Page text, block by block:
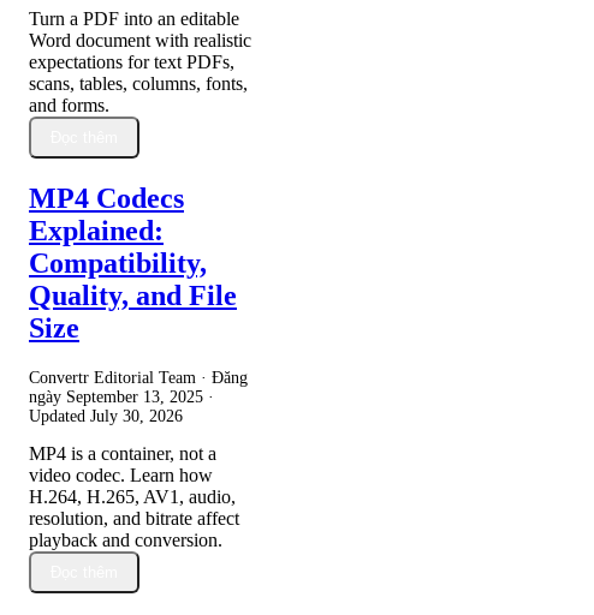
Turn a PDF into an editable
Word document with realistic
expectations for text PDFs,
scans, tables, columns, fonts,
and forms.
MP4 Codecs
Explained:
Compatibility,
Quality, and File
Size
Convertr Editorial Team · Đăng
ngày September 13, 2025 ·
Updated July 30, 2026
MP4 is a container, not a
video codec. Learn how
H.264, H.265, AV1, audio,
resolution, and bitrate affect
playback and conversion.